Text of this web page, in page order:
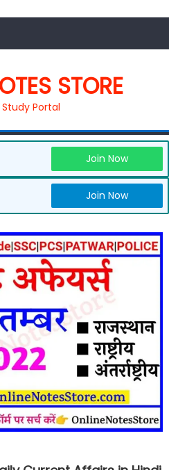
STORE
Portal
Join Now
Join Now